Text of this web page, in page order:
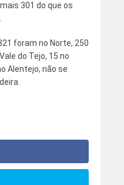
301 do que os
foram no Norte, 250
do Tejo, 15 no
Alentejo, não se